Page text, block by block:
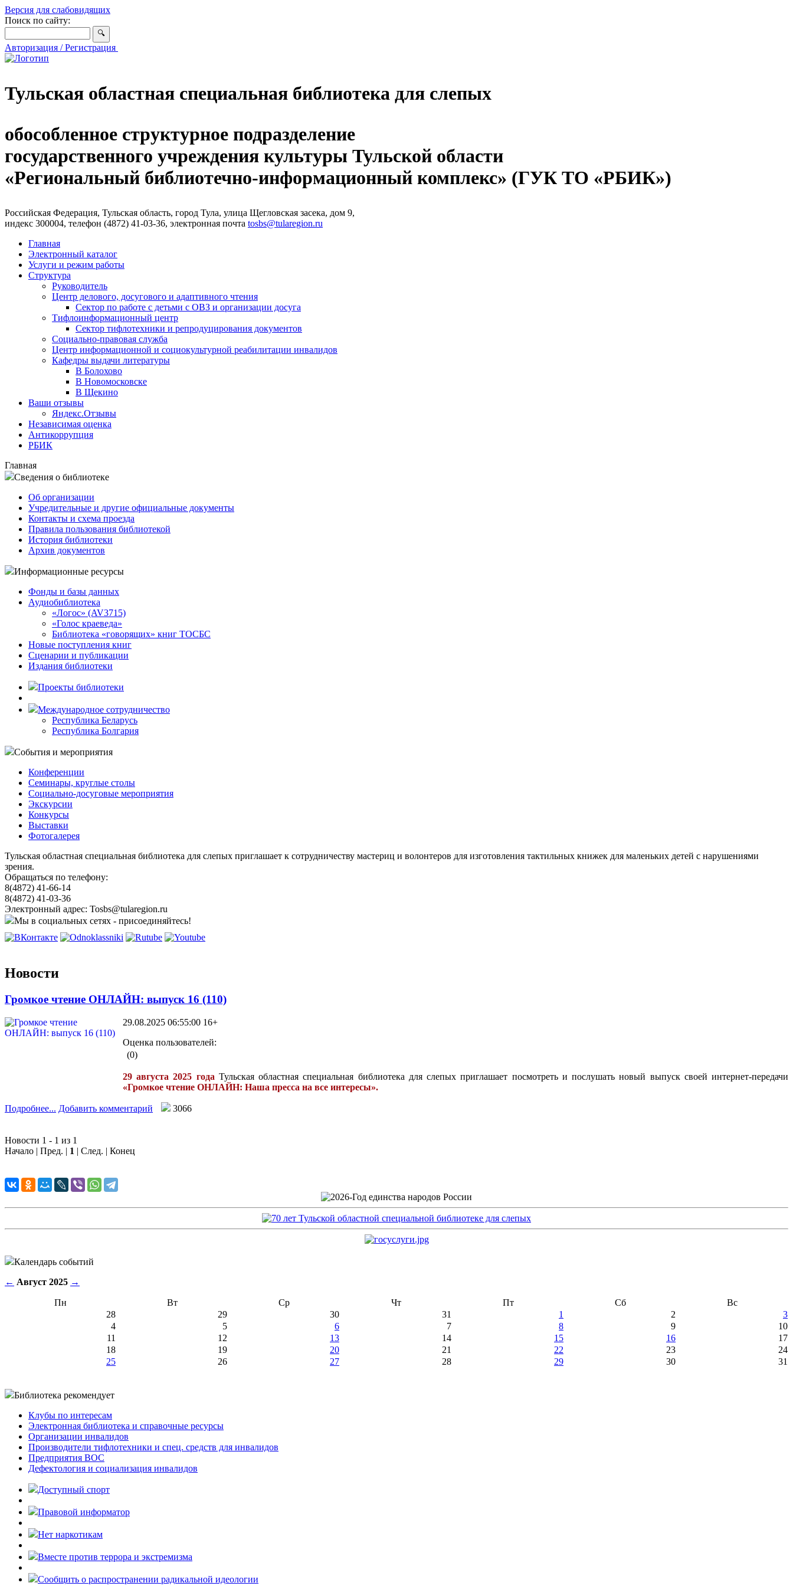
Версия для слабовидящих
Поиск по сайту:
Авторизация / Регистрация
Тульская областная специальная библиотека для слепых
обособленное структурное подразделение
государственного учреждения культуры Тульской области
«Региональный библиотечно-информационный комплекс» (ГУК ТО «РБИК»)
Российская Федерация, Тульская область, город Тула, улица Щегловская засека, дом 9,
индекс 300004, телефон (4872) 41-03-36, электронная почта tosbs@tularegion.ru
Главная
Электронный каталог
Услуги и режим работы
Структура
Руководитель
Центр делового, досугового и адаптивного чтения
Сектор по работе с детьми с ОВЗ и организации досуга
Тифлоинформационный центр
Сектор тифлотехники и репродуцирования документов
Социально-правовая служба
Центр информационной и социокультурной реабилитации инвалидов
Кафедры выдачи литературы
В Болохово
В Новомосковске
В Щекино
Ваши отзывы
Яндекс.Отзывы
Независимая оценка
Антикоррупция
РБИК
Главная
Сведения о библиотеке
Об организации
Учредительные и другие официальные документы
Контакты и схема проезда
Правила пользования библиотекой
История библиотеки
Архив документов
Информационные ресурсы
Фонды и базы данных
Аудиобиблиотека
«Логос» (AV3715)
«Голос краеведа»
Библиотека «говорящих» книг ТОСБС
Новые поступления книг
Сценарии и публикации
Издания библиотеки
Проекты библиотеки
Международное сотрудничество
Республика Беларусь
Республика Болгария
События и мероприятия
Конференции
Семинары, круглые столы
Социально-досуговые мероприятия
Экскурсии
Конкурсы
Выставки
Фотогалерея
Тульская областная специальная библиотека для слепых приглашает к сотрудничеству мастериц и волонтеров для изготовления тактильных книжек для маленьких детей с нарушениями
зрения.
Обращаться по телефону:
8(4872) 41-66-14
8(4872) 41-03-36
Электронный адрес: Tosbs@tularegion.ru
Мы в социальных сетях - присоединяйтесь!
Новости
Громкое чтение ОНЛАЙН: выпуск 16 (110)
29.08.2025 06:55:00 16+
Оценка пользователей:
(0)
29 августа 2025 года Тульская областная специальная библиотека для слепых приглашает посмотреть и послушать новый выпуск своей интернет-передачи
«Громкое чтение ОНЛАЙН: Наша пресса на все интересы».
Подробнее... Добавить комментарий 3066
Новости 1 - 1 из 1
Начало | Пред. | 1 | След. | Конец
Календарь событий
← Август 2025 →
Пн Вт Ср Чт Пт Сб
Вс
28
29 30 31 1 2
3
4
5 6 7 8 9
10
11
12 13 14 15 16
17
18
19 20 21 22 23
24
25
26 27 28 29 30 31
Библиотека рекомендует
Клубы по интересам
Электронная библиотека и справочные ресурсы
Организации инвалидов
Производители тифлотехники и спец. средств для инвалидов
Предприятия ВОС
Дефектология и социализация инвалидов
Доступный спорт
Правовой информатор
Нет наркотикам
Вместе против террора и экстремизма
Cообщить о распространении радикальной идеологии